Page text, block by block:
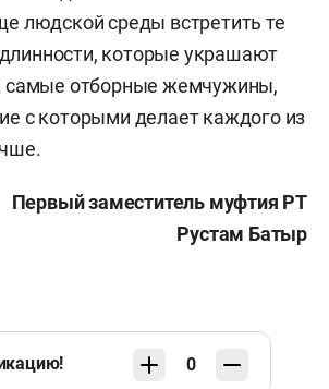
людской среды встретить те
которые украшают
самые отборные жемчужины,
с которыми делает каждого из
Первый заместитель муфтия РТ
Рустам Батыр
0